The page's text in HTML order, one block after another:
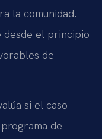
la comunidad.
desde el principio
de
si el caso
de